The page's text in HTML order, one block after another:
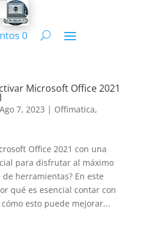
0
Microsoft Office 2021
Ago 7, 2023 | Offimatica,
Office 2021 con una
para disfrutar al máximo
herramientas? En este
qué es esencial contar con
esto puede mejorar...